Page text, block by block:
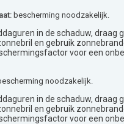
bescherming noodzakelijk.
in de schaduw, draag
en gebruik
voor een
noodzakelijk.
in de schaduw, draag
en gebruik
voor een